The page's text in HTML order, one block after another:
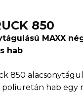
850
MAXX
hab
850
poliuretán hab egy